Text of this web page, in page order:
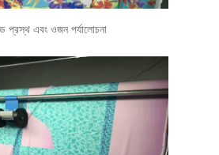
প্রস্থ এবং ওজন পর্যালোচনা